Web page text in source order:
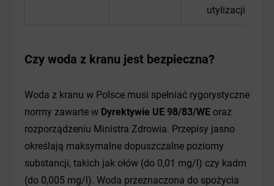
utylizacji
Czy woda z kranu jest bezpieczna?
Woda z kranu w Polsce musi spełniać rygorystyczne
normy zawarte w Dyrektywie UE 98/83/WE oraz
rozporządzeniu Ministra Zdrowia. Przepisy jasno
określają maksymalne dopuszczalne poziomy
substancji, takich jak ołów (do 0,01 mg/l) czy kadm
(do 0,005 mg/l). Woda przeznaczona do spożycia